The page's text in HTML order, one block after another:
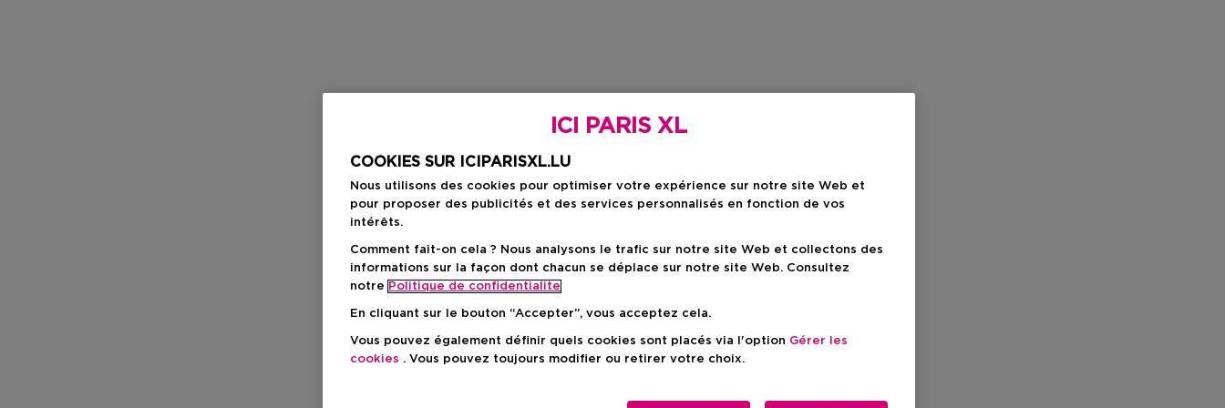
ICI PARIS XL
COOKIES SUR ICIPARISXL.LU
Nous utilisons des cookies pour optimiser votre expérience sur notre site Web et
pour proposer des publicités et des services personnalisés en fonction de vos
intérêts.
Comment fait-on cela ? Nous analysons le trafic sur notre site Web et collectons des
informations sur la façon dont chacun se déplace sur notre site Web. Consultez
notre Politique de confidentialite
En cliquant sur le bouton “Accepter”, vous acceptez cela.
Vous pouvez également définir quels cookies sont placés via l'option Gérer les
cookies . Vous pouvez toujours modifier ou retirer votre choix.